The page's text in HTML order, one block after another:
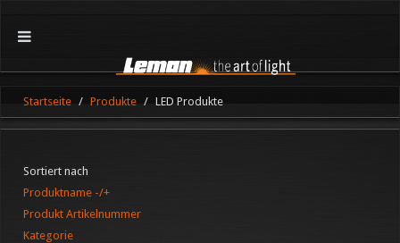
Startseite Produkte LED Produkte
Sortiert nach
Produktname -/+
Produkt Artikelnummer
Kategorie